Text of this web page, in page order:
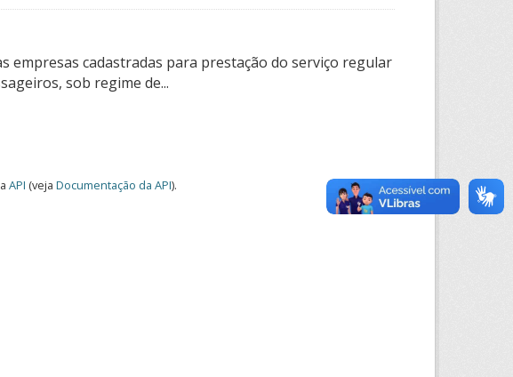
empresas cadastradas para prestação do serviço regular
sob regime de...
API (veja Documentação da API).